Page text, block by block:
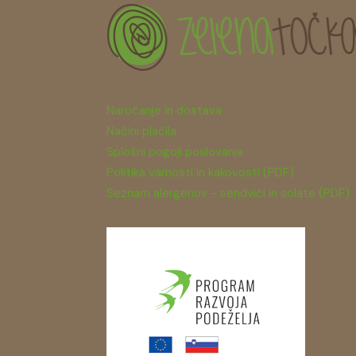
Naročanje in dostava
Načini plačila
Splošni pogoji poslovanja
Politika varnosti in kakovosti (PDF)
Seznam alergenov - sendviči in solate (PDF)